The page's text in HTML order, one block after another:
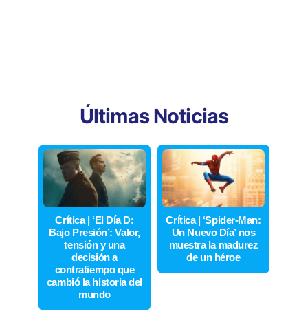
Últimas Noticias
Crítica | ‘El Día D:
Bajo Presión’: Valor,
tensión y una
decisión a
contratiempo que
cambió la historia del
mundo
Crítica | ‘Spider-Man:
Un Nuevo Día’ nos
muestra la madurez
de un héroe